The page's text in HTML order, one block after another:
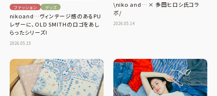
ファッション グッズ
nikoand…ヴィンテージ感のあるPU
レザーに、OLD SMITHのロゴをあし
らったシリーズ!
2026.05.15
\niko and… × 多田ヒロシ氏コラ
ボ/
2026.05.14